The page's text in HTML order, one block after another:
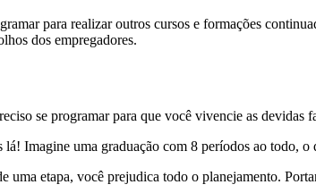
para realizar outros cursos e formações
dos empregadores.
se programar para que você vivencie as devidas
Imagine uma graduação com 8 períodos ao todo,
uma etapa, você prejudica todo o planejamento.